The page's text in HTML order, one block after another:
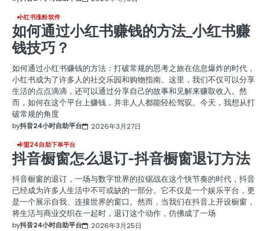
小红书涨粉软件
如何通过小红书赚钱的方法_小红书赚
钱技巧？
如何通过小红书赚钱的方法：打破常规的思考之旅在信息爆炸的时代，
小红书成为了许多人的社交乐园和购物指南。这里，我们不仅可以分享
生活的点点滴滴，还可以通过分享自己的故事和见解来赚取收入。然
而，如何在这个平台上赚钱，并非人人都能轻松驾驭。今天，我想从打
破常规的角度
by抖音24小时自助平台 2026年3月27日
卡盟24自助下单平台
抖音橱窗怎么退订-抖音橱窗退订方法
抖音橱窗的退订，一场与数字世界的拉锯战在这个快节奏的时代，抖音
已经成为许多人生活中不可或缺的一部分。它不仅是一个娱乐平台，更
是一个展示自我、连接世界的窗口。然而，当我们在抖音上开设橱窗，
将生活与商业交织在一起时，退订这个动作，仿佛成了一场
by抖音24小时自助平台 2026年3月25日